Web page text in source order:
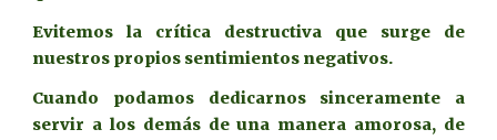
Evitemos la crítica destructiva que surge de
nuestros propios sentimientos negativos.
Cuando podamos dedicarnos sinceramente a
servir a los demás de una manera amorosa, de